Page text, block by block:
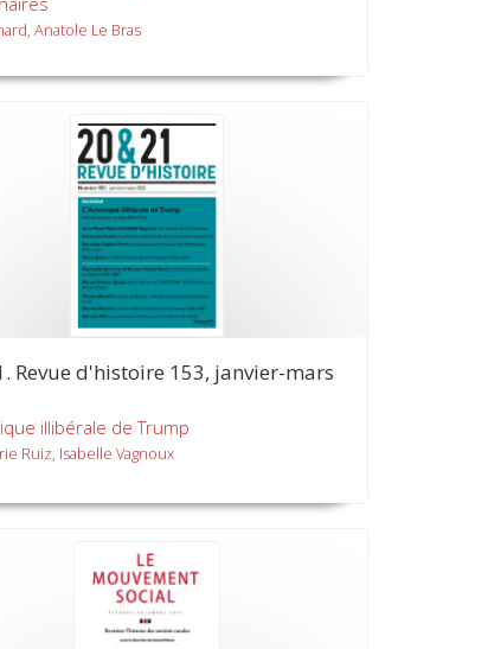
Anatole Le Bras
Revue d'histoire 153, janvier-mars
illibérale de Trump
Ruiz, Isabelle Vagnoux